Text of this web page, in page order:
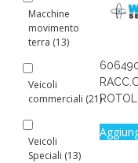
Macchine
movimento
terra (13)
Veicoli
commerciali (21)
Veicoli
Speciali (13)